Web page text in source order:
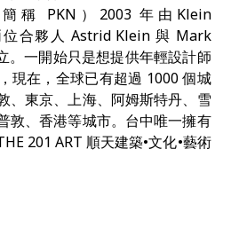
簡稱 PKN ） 2003 年由 Klein
合夥人 Astrid Klein 與 Mark
。一開始只是想提供年輕設計師
現在，全球已有超過 1000個城
、東京、上海、阿姆斯特丹、雪
敦、香港等城市。台中唯一擁有
201 ART 順天建築•文化•藝術